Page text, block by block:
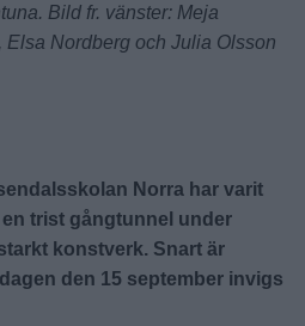
Bild fr. vänster: Meja
Elsa Nordberg och Julia Olsson
Norra har varit
trist gångtunnel under
konstverk. Snart är
den 15 september invigs